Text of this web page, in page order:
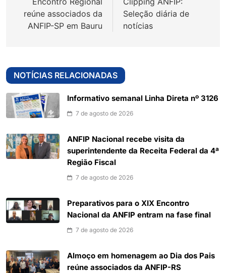
Post
reúne associados da
ANFIP-SP em Bauru
Seleção diária de
notícias
NOTÍCIAS RELACIONADAS
Informativo semanal Linha Direta nº 3126
7 de agosto de 2026
ANFIP Nacional recebe visita da
superintendente da Receita Federal da 4ª
Região Fiscal
7 de agosto de 2026
Preparativos para o XIX Encontro
Nacional da ANFIP entram na fase final
7 de agosto de 2026
Almoço em homenagem ao Dia dos Pais
reúne associados da ANFIP-RS